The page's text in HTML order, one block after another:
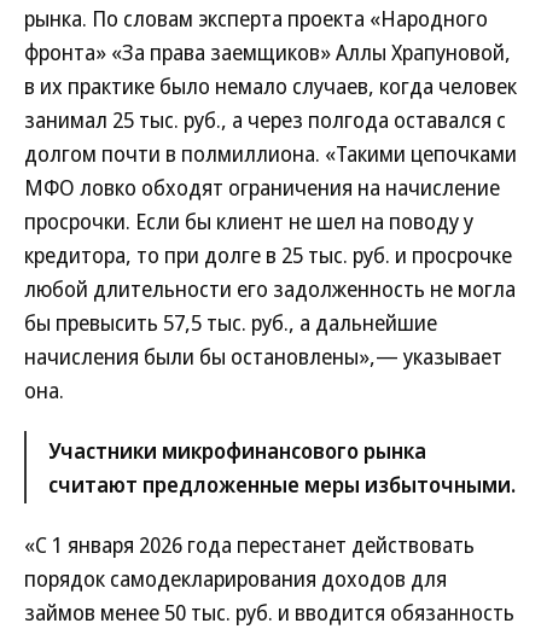
рынка. По словам эксперта проекта «Народного
фронта» «За права заемщиков» Аллы Храпуновой,
в их практике было немало случаев, когда человек
занимал 25 тыс. руб., а через полгода оставался с
долгом почти в полмиллиона. «Такими цепочками
МФО ловко обходят ограничения на начисление
просрочки. Если бы клиент не шел на поводу у
кредитора, то при долге в 25 тыс. руб. и просрочке
любой длительности его задолженность не могла
бы превысить 57,5 тыс. руб., а дальнейшие
начисления были бы остановлены»,— указывает
она.
Участники микрофинансового рынка
считают предложенные меры избыточными.
«С 1 января 2026 года перестанет действовать
порядок самодекларирования доходов для
займов менее 50 тыс. руб. и вводится обязанность